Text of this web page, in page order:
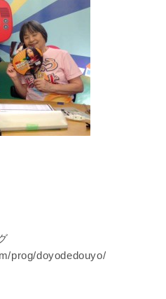
prog/doyodedouyo/